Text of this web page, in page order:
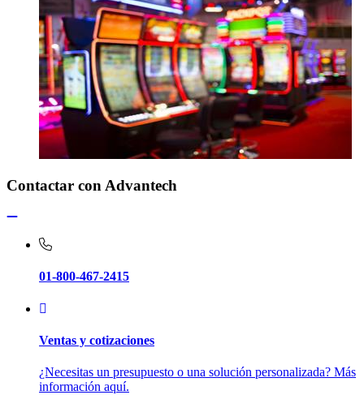
Contactar con Advantech
01-800-467-2415
Ventas y cotizaciones
¿Necesitas un presupuesto o una solución personalizada? Más
información aquí.